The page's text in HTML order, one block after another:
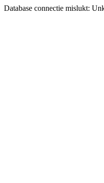
Database connectie mislukt: